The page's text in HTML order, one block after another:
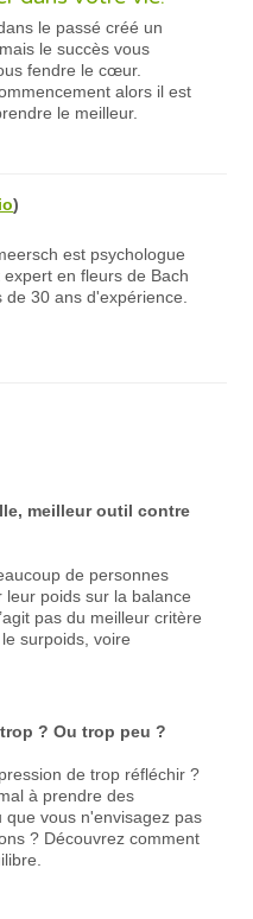
le passé créé un
le succès vous
fendre le cœur.
alors il est
le meilleur.
)
est psychologue
en fleurs de Bach
de 30 ans d'expérience.
meilleur outil contre
de personnes
leur poids sur la balance
pas du meilleur critère
surpoids, voire
? Ou trop peu ?
de trop réfléchir ?
à prendre des
que vous n'envisagez pas
? Découvrez comment